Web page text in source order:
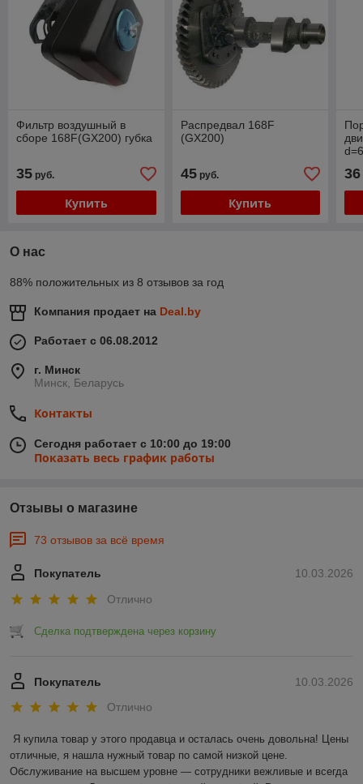
Фильтр воздушный в
сборе 168F(GX200) губка
35 руб.
Купить
Распредвал 168F
(GX200)
45руб.
Купить
36
О нас
88% положительных из 8 отзывов за год
Компания продает на Deal.by
Работает с 06.08.2012
г. Минск
Минск, Беларусь
Контакты
Сегодня работает с 10:00 до 19:00
Показать весь график работы
Отзывы о магазине
73 отзывов за всё время
10.03.2026
Покупатель
Отлично
Сделка подтверждена через корзину
10.03.2026
Покупатель
Отлично
Я купила товар у этого продавца и осталась очень довольна! Цены
отличные, я нашла нужный товар по самой низкой цене.
Обслуживание на высшем уровне — сотрудники вежливые и всегда